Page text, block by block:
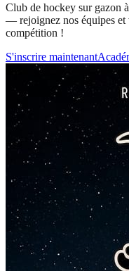
Club de hockey sur gazon
— rejoignez nos équipes et
compétition !
S'inscrire maintenant